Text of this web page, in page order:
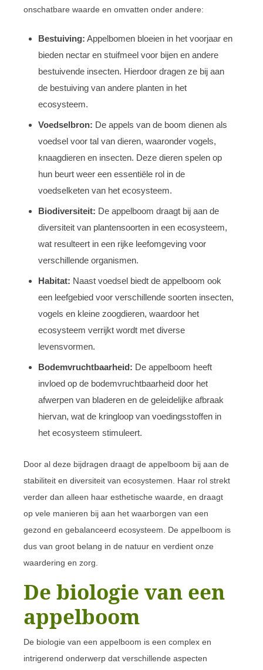
onschatbare waarde en omvatten onder andere:
Bestuiving: Appelbomen bloeien in het voorjaar en
bieden nectar en stuifmeel voor bijen en andere
bestuivende insecten. Hierdoor dragen ze bij aan
de bestuiving van andere planten in het
ecosysteem.
Voedselbron: De appels van de boom dienen als
voedsel voor tal van dieren, waaronder vogels,
knaagdieren en insecten. Deze dieren spelen op
hun beurt weer een essentiële rol in de
voedselketen van het ecosysteem.
Biodiversiteit: De appelboom draagt bij aan de
diversiteit van plantensoorten in een ecosysteem,
wat resulteert in een rijke leefomgeving voor
verschillende organismen.
Habitat: Naast voedsel biedt de appelboom ook
een leefgebied voor verschillende soorten insecten,
vogels en kleine zoogdieren, waardoor het
ecosysteem verrijkt wordt met diverse
levensvormen.
Bodemvruchtbaarheid: De appelboom heeft
invloed op de bodemvruchtbaarheid door het
afwerpen van bladeren en de geleidelijke afbraak
hiervan, wat de kringloop van voedingsstoffen in
het ecosysteem stimuleert.
Door al deze bijdragen draagt de appelboom bij aan de
stabiliteit en diversiteit van ecosystemen. Haar rol strekt
verder dan alleen haar esthetische waarde, en draagt
op vele manieren bij aan het waarborgen van een
gezond en gebalanceerd ecosysteem. De appelboom is
dus van groot belang in de natuur en verdient onze
waardering en zorg.
De biologie van een
appelboom
De biologie van een appelboom is een complex en
intrigerend onderwerp dat verschillende aspecten